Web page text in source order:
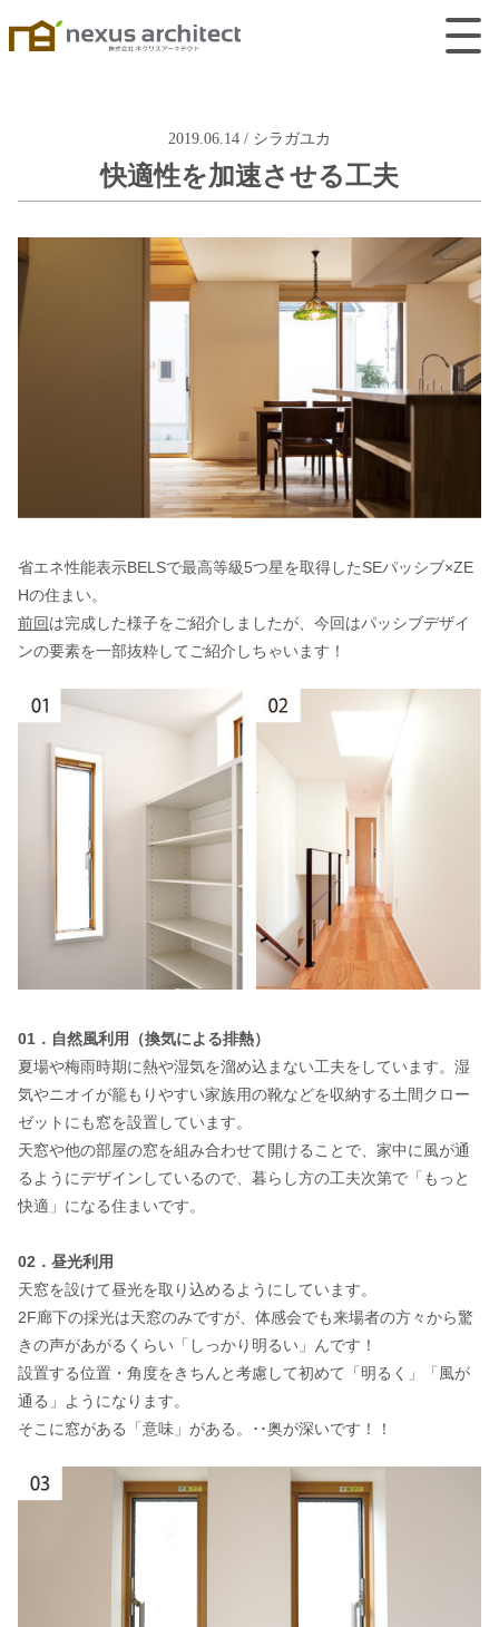
2019.06.14 / シラガユカ
快適性を加速させる工夫
省エネ性能表示BELSで最高等級5つ星を取得したSEパッシブ×ZE
Hの住まい。
前回は完成した様子をご紹介しましたが、今回はパッシブデザイ
ンの要素を一部抜粋してご紹介しちゃいます！
01．自然風利用（換気による排熱）
夏場や梅雨時期に熱や湿気を溜め込まない工夫をしています。湿
気やニオイが籠もりやすい家族用の靴などを収納する土間クロー
ゼットにも窓を設置しています。
天窓や他の部屋の窓を組み合わせて開けることで、家中に風が通
るようにデザインしているので、暮らし方の工夫次第で「もっと
快適」になる住まいです。
02．昼光利用
天窓を設けて昼光を取り込めるようにしています。
2F廊下の採光は天窓のみですが、体感会でも来場者の方々から驚
きの声があがるくらい「しっかり明るい」んです！
設置する位置・角度をきちんと考慮して初めて「明るく」「風が
通る」ようになります。
そこに窓がある「意味」がある。･･奥が深いです！！